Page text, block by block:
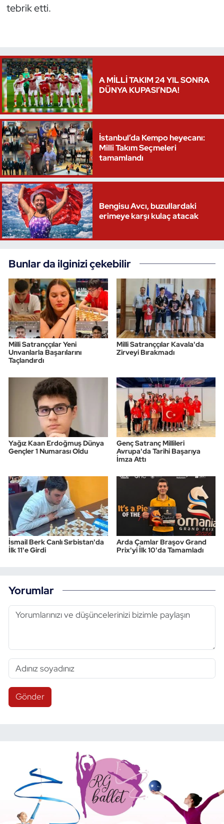
tebrik etti.
A MİLLİ TAKIM 24 YIL SONRA
DÜNYA KUPASI’NDA!
İstanbul’da Kempo heyecanı:
Milli Takım Seçmeleri
tamamlandı
Bengisu Avcı, buzullardaki
erimeye karşı kulaç atacak
Bunlar da ilginizi çekebilir
Milli Satranççılar Yeni
Unvanlarla Başarılarını
Taçlandırdı
Milli Satranççılar Kavala'da
Zirveyi Bırakmadı
Yağız Kaan Erdoğmuş Dünya
Gençler 1 Numarası Oldu
Genç Satranç Millileri
Avrupa'da Tarihi Başarıya
İmza Attı
İsmail Berk Canlı Sırbistan'da
İlk 11'e Girdi
Arda Çamlar Braşov Grand
Prix'yi İlk 10'da Tamamladı
Yorumlar
Gönder
Oryantiring
Paralimpik
Ragbi
Satranç
Su Topu
Sualtı Sporları
Tekvando
Tenis
Voleybol
Vücut Geliştirme Fitness
Wushu Kungfu
Yelken